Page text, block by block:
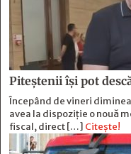
Piteștenii își pot
Începând de vineri
avea la dispoziție o nouă
fiscal, direct […] Citește!